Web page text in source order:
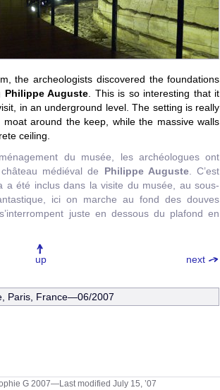
the archeologists discovered the foundations
Philippe Auguste. This is so interesting that it
in an underground level. The setting is really
around the keep, while the massive walls
ceiling.
du musée, les archéologues ont
médiéval de Philippe Auguste. C’est
a été inclus dans la visite du musée, au sous-
ici on marche au fond des douves
juste en dessous du plafond en
next
up
, Paris, France—06/2007
G 2007—Last modified July 15, ’07